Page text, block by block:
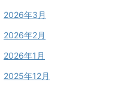
2026年3月
2026年2月
2026年1月
2025年12月